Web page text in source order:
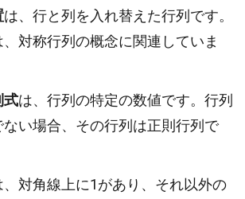
は、行と列を入れ替えた行列です。
対称行列の概念に関連していま
式は、行列の特定の数値です。行列
い場合、その行列は正則行列で
、対角線上に1があり、それ以外の